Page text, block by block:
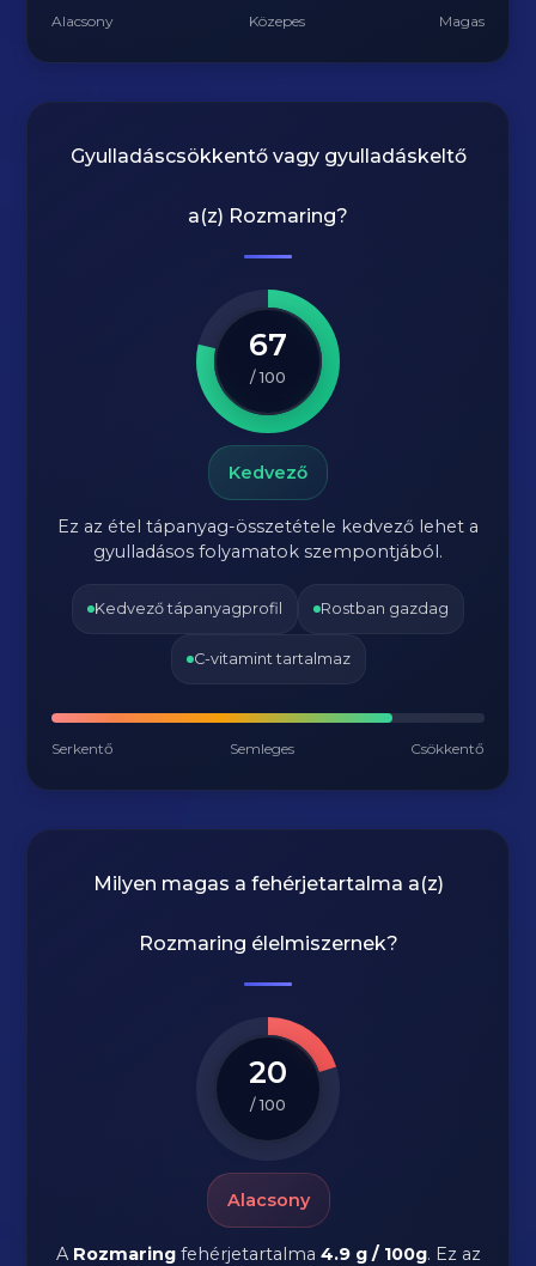
Alacsony Közepes Magas
Gyulladáscsökkentő vagy gyulladáskeltő
a(z) Rozmaring?
67
/ 100
Kedvező
Ez az étel tápanyag-összetétele kedvező lehet a
gyulladásos folyamatok szempontjából.
Kedvező tápanyagprofil Rostban gazdag
C-vitamint tartalmaz
Serkentő Semleges Csökkentő
Milyen magas a fehérjetartalma a(z)
Rozmaring élelmiszernek?
20
/ 100
Alacsony
A Rozmaringfehérjetartalma 4.9 g / 100g. Ez az